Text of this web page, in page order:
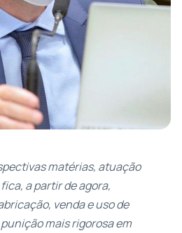
matérias, atuação
a partir de agora,
venda e uso de
mais rigorosa em